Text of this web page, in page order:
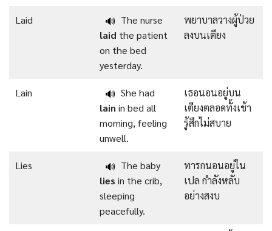
Laid 🔊 The nurse
laid the patient
on the bed
yesterday.
พยาบาลวางผู้ป่วย
ลงบนเตียง
Lain 🔊 She had
lain in bed all
morning, feeling
unwell.
เธอนอนอยู่บน
เตียงตลอดทั้งเช้า
รู้สึกไม่สบาย
Lies 🔊 The baby
lies in the crib,
sleeping
peacefully.
ทารกนอนอยู่ใน
เปล กำลังหลับ
อย่างสงบ